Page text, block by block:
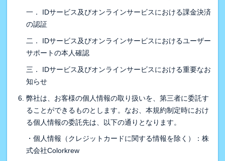
一． IDサービス及びオンラインサービスにおける課金決済
の認証
二． IDサービス及びオンラインサービスにおけるユーザー
サポートの本人確認
三． IDサービス及びオンラインサービスにおける重要なお
知らせ
弊社は、お客様の個人情報の取り扱いを、第三者に委託す
ることができるものとします。なお、本規約制定時におけ
る個人情報の委託先は、以下の通りとなります。
・個人情報（クレジットカードに関する情報を除く）：株
式会社Colorkrew